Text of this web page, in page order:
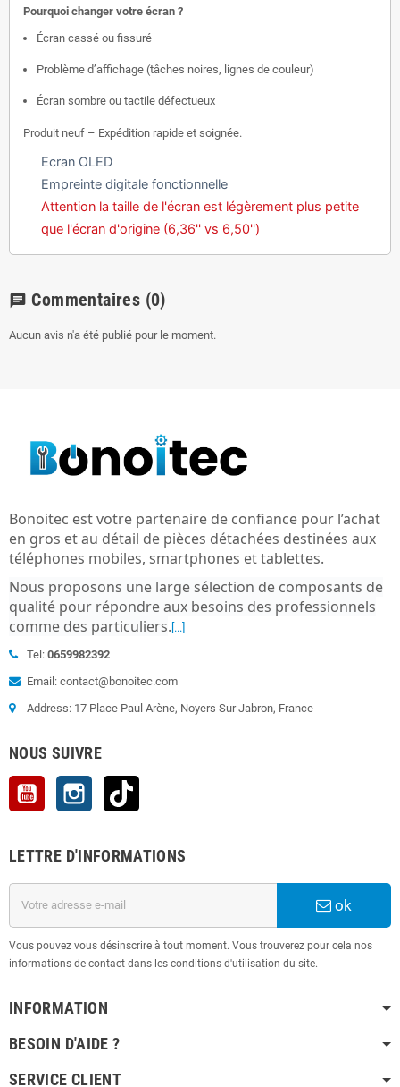
Pourquoi changer votre écran ?
Écran cassé ou fissuré
Problème d’affichage (tâches noires, lignes de couleur)
Écran sombre ou tactile défectueux
Produit neuf – Expédition rapide et soignée.
Ecran OLED
Empreinte digitale fonctionnelle
Attention la taille de l'écran est légèrement plus petite
que l'écran d'origine (6,36'' vs 6,50'')
chat Commentaires (0)
Aucun avis n'a été publié pour le moment.
Bonoitec est votre partenaire de confiance pour l’achat
en gros et au détail de pièces détachées destinées aux
téléphones mobiles, smartphones et tablettes.
Nous proposons une large sélection de composants de
qualité pour répondre aux besoins des professionnels
comme des particuliers. [...]
Tel: 0659982392
Email: contact@bonoitec.com
Address: 17 Place Paul Arène, Noyers Sur Jabron, France
NOUS SUIVRE
YouTube Instagram
LETTRE D'INFORMATIONS
ok
Vous pouvez vous désinscrire à tout moment. Vous trouverez pour cela nos
informations de contact dans les conditions d'utilisation du site.
INFORMATION
BESOIN D'AIDE ?
SERVICE CLIENT